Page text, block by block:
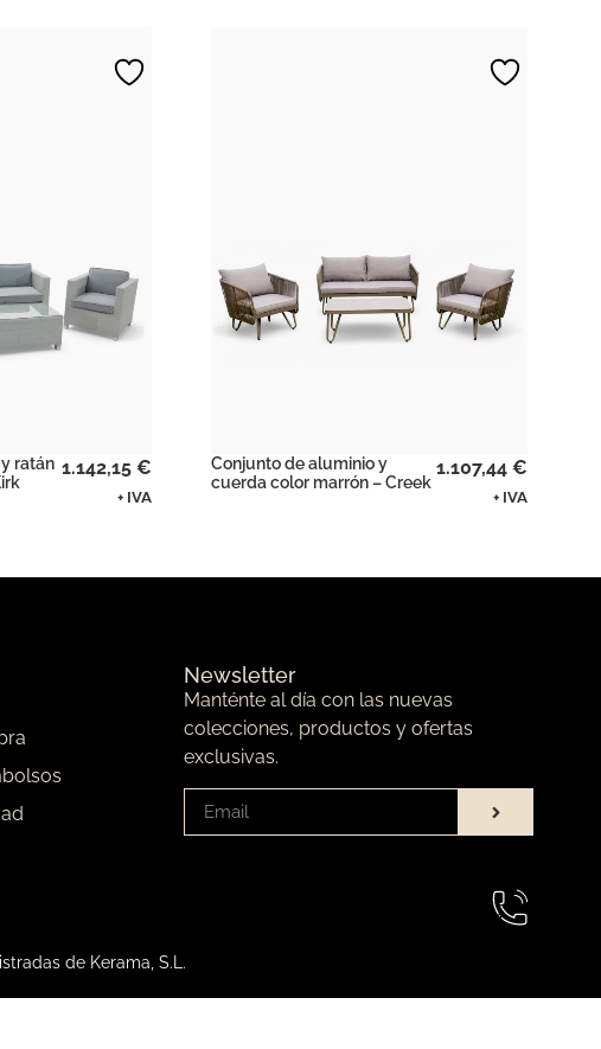
ratán 1.142,15 €
+ IVA
Conjunto de aluminio y
cuerda color marrón – Creek
1.107,44 €
+ IVA
Newsletter
Manténte al día con las nuevas
colecciones, productos y ofertas
exclusivas.
de Kerama, S.L.